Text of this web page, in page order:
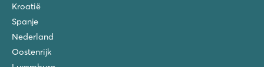
Kroatië
Spanje
Nederland
Oostenrijk